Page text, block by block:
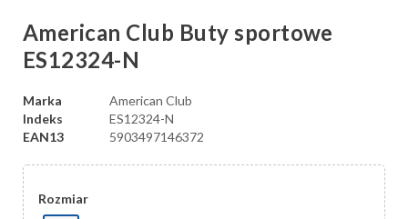
American Club Buty sportowe
ES12324-N
Marka
American Club
Indeks
ES12324-N
EAN13
5903497146372
Rozmiar